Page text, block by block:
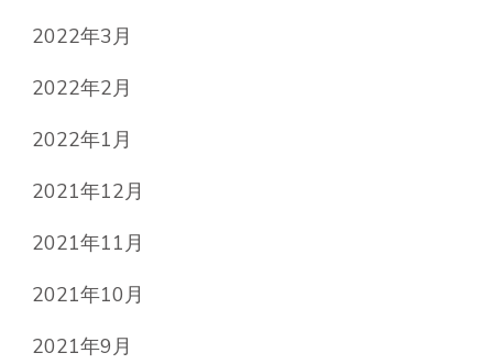
2022年3月
2022年2月
2022年1月
2021年12月
2021年11月
2021年10月
2021年9月